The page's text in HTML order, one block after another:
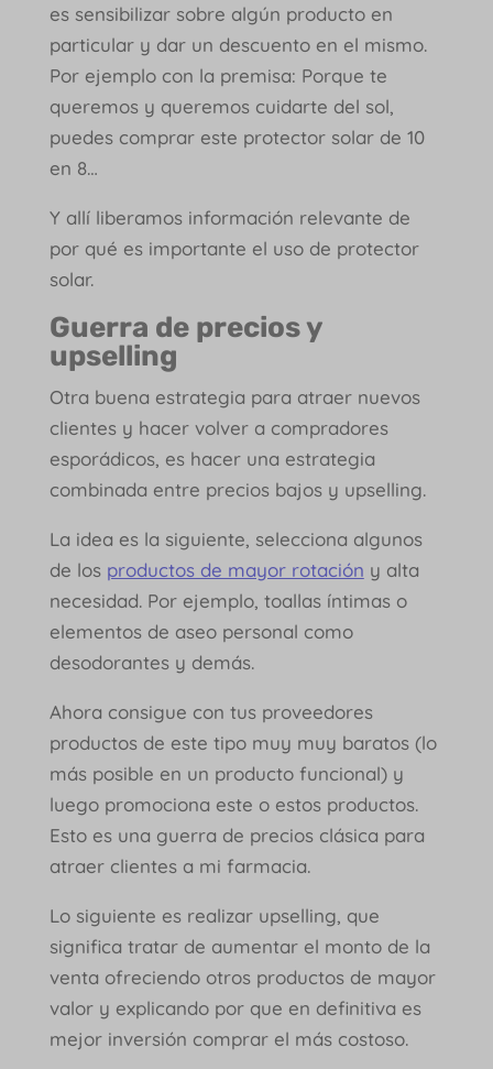
es sensibilizar sobre algún producto en
particular y dar un descuento en el mismo.
Por ejemplo con la premisa: Porque te
queremos y queremos cuidarte del sol,
puedes comprar este protector solar de 10
en 8…
Y allí liberamos información relevante de
por qué es importante el uso de protector
solar.
Guerra de precios y
upselling
Otra buena estrategia para atraer nuevos
clientes y hacer volver a compradores
esporádicos, es hacer una estrategia
combinada entre precios bajos y upselling.
La idea es la siguiente, selecciona algunos
de los productos de mayor rotación y alta
necesidad. Por ejemplo, toallas íntimas o
elementos de aseo personal como
desodorantes y demás.
Ahora consigue con tus proveedores
productos de este tipo muy muy baratos (lo
más posible en un producto funcional) y
luego promociona este o estos productos.
Esto es una guerra de precios clásica para
atraer clientes a mi farmacia.
Lo siguiente es realizar upselling, que
significa tratar de aumentar el monto de la
venta ofreciendo otros productos de mayor
valor y explicando por que en definitiva es
mejor inversión comprar el más costoso.